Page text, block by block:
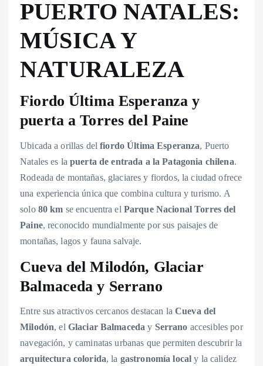
PUERTO NATALES:
MÚSICA Y
NATURALEZA
Fiordo Última Esperanza y
puerta a Torres del Paine
Ubicada a orillas delfiordo Última Esperanza, Puerto
Natales es lapuerta de entrada a la Patagonia chilena.
Rodeada de montañas, glaciares y fiordos, la ciudad ofrece
una experiencia única que combina cultura y turismo. A
solo 80 km se encuentra el Parque Nacional Torres del
Paine, reconocido mundialmente por sus paisajes de
montañas, lagos y fauna salvaje.
Cueva del Milodón, Glaciar
Balmaceda y Serrano
Entre sus atractivos cercanos destacan la Cueva del
Milodón, el Glaciar Balmaceda y Serrano accesibles por
navegación, y caminatas urbanas que permiten descubrir la
arquitectura colorida, la gastronomía local y la calidez